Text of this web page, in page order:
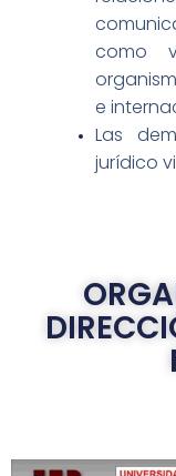
como
e
Las
jurídico